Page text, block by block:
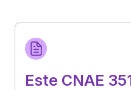
Este CNAE